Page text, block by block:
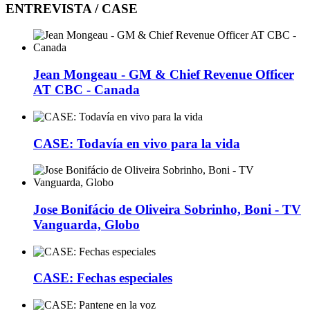
ENTREVISTA / CASE
Jean Mongeau - GM & Chief Revenue Officer
AT CBC - Canada
CASE: Todavía en vivo para la vida
Jose Bonifácio de Oliveira Sobrinho, Boni - TV
Vanguarda, Globo
CASE: Fechas especiales